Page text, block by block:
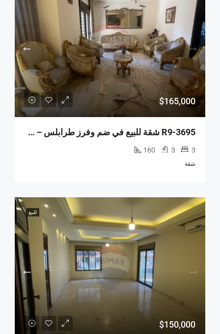
$165,000
R9-3695 شقة للبيع في ضم وفرز طرابلس – 160 م²
3
3
160
شقة
للبيع
$150,000